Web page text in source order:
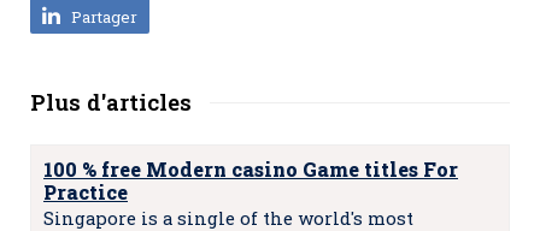
Partager
Plus d'articles
100 % free Modern casino Game titles For
Practice
Singapore is a single of the world's most